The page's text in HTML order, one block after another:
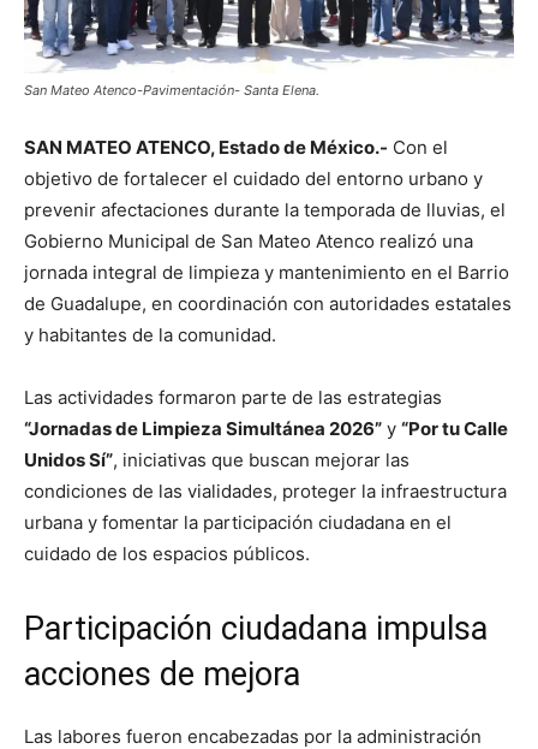
San Mateo Atenco-Pavimentación- Santa Elena.
SAN MATEO ATENCO, Estado de México.- Con el
objetivo de fortalecer el cuidado del entorno urbano y
prevenir afectaciones durante la temporada de lluvias, el
Gobierno Municipal de San Mateo Atenco realizó una
jornada integral de limpieza y mantenimiento en el Barrio
de Guadalupe, en coordinación con autoridades estatales
y habitantes de la comunidad.
Las actividades formaron parte de las estrategias
“Jornadas de Limpieza Simultánea 2026” y “Por tu Calle
Unidos Sí”, iniciativas que buscan mejorar las
condiciones de las vialidades, proteger la infraestructura
urbana y fomentar la participación ciudadana en el
cuidado de los espacios públicos.
Participación ciudadana impulsa
acciones de mejora
Las labores fueron encabezadas por la administración